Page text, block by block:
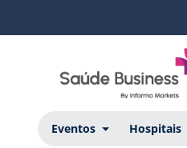
Eventos Hospitais